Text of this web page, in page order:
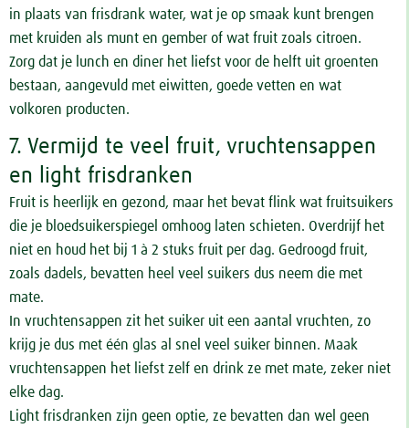
in plaats van frisdrank water, wat je op smaak kunt brengen
met kruiden als munt en gember of wat fruit zoals citroen.
Zorg dat je lunch en diner het liefst voor de helft uit groenten
bestaan, aangevuld met eiwitten, goede vetten en wat
volkoren producten.
7. Vermijd te veel fruit, vruchtensappen
en light frisdranken
Fruit is heerlijk en gezond, maar het bevat flink wat fruitsuikers
die je bloedsuikerspiegel omhoog laten schieten. Overdrijf het
niet en houd het bij 1 à 2 stuks fruit per dag. Gedroogd fruit,
zoals dadels, bevatten heel veel suikers dus neem die met
mate.
In vruchtensappen zit het suiker uit een aantal vruchten, zo
krijg je dus met één glas al snel veel suiker binnen. Maak
vruchtensappen het liefst zelf en drink ze met mate, zeker niet
elke dag.
Light frisdranken zijn geen optie, ze bevatten dan wel geen